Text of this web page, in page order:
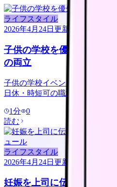
ライフスタイル
2026年4月24日 更新
子供の学校を優先する看
の両立
子供の学校イベントを優先する
日休・時短可の職場選び.
1分
0
読む
ライフスタイル
2026年4月24日 更新
妊娠を上司に伝えるタイ